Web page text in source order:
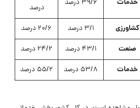
خدمات 39/6 درصد
درصد
کشاورزی 3/1 درصد 20/6 درصد
صنعت 43/1 درصد 24/2 درصد
خدمات 53/8 درصد 55/2 درصد